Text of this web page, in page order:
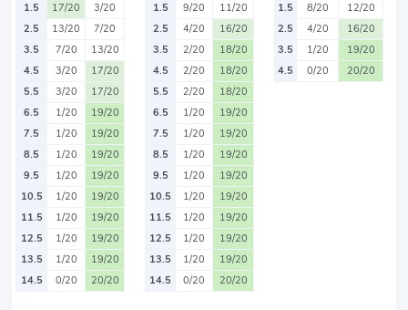
1.5
17/20
3/20
2.5
13/20
7/20
3.5
7/20
13/20
4.5
3/20
17/20
5.5
3/20
17/20
6.5
1/20
19/20
7.5
1/20
19/20
8.5
1/20
19/20
9.5
1/20
19/20
10.5
1/20
19/20
11.5
1/20
19/20
12.5
1/20
19/20
13.5
1/20
19/20
14.5
0/20 20/20
1.5
9/20
11/20
2.5
4/20
16/20
3.5
2/20
18/20
4.5
2/20
18/20
5.5
2/20
18/20
6.5
1/20
19/20
7.5
1/20
19/20
8.5
1/20
19/20
9.5
1/20
19/20
10.5
1/20
19/20
11.5
1/20
19/20
12.5
1/20
19/20
13.5
1/20
19/20
14.5
0/20 20/20
1.5
8/20
12/20
2.5
4/20
16/20
3.5
1/20
19/20
4.5
0/20 20/20